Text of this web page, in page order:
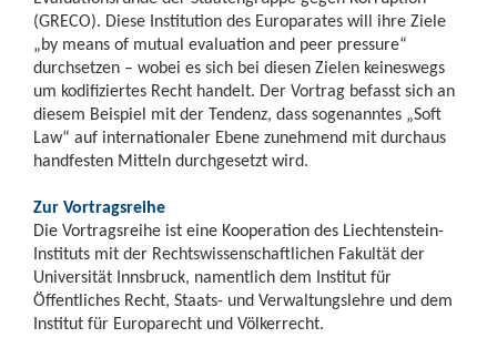
(GRECO). Diese Institution des Europarates will ihre Ziele
„by means of mutual evaluation and peer pressure“
durchsetzen – wobei es sich bei diesen Zielen keineswegs
um kodifiziertes Recht handelt. Der Vortrag befasst sich an
diesem Beispiel mit der Tendenz, dass sogenanntes „Soft
Law“ auf internationaler Ebene zunehmend mit durchaus
handfesten Mitteln durchgesetzt wird.
Zur Vortragsreihe
Die Vortragsreihe ist eine Kooperation des Liechtenstein-
Instituts mit der Rechtswissenschaftlichen Fakultät der
Universität Innsbruck, namentlich dem Institut für
Öffentliches Recht, Staats- und Verwaltungslehre und dem
Institut für Europarecht und Völkerrecht.